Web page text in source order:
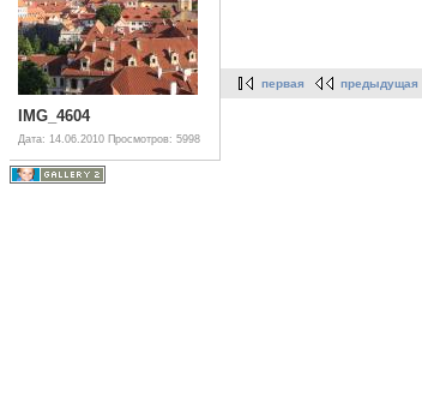
IMG_4604
Дата: 14.06.2010 Просмотров: 5998
первая предыдущая